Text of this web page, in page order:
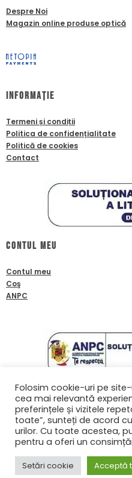
Despre Noi
Magazin online produse optică
Informație
Termeni și condiții
Politica de confidențialitate
Politică de cookies
Contact
Contul meu
Contul meu
Coş
ANPC
Contact
0761601933
contact@biafanoptix.ro
© Copyright 2022
Folosim cookie-uri pe
cea mai relevantă
preferințele și vizitele
toate”, sunteți de acord cu
urilor. Cu toate acestea,
pentru a oferi un
Setări cookie Acceptă